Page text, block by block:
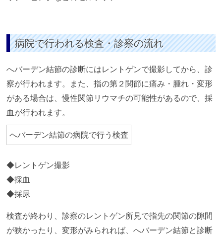
病院で行われる検査・診察の流れ
へバーデン結節の診断にはレントゲンで撮影してから、診
察が行われます。また、指の第２関節に痛み・腫れ・変形
がある場合は、慢性関節リウマチの可能性があるので、採
血が行われます。
へバーデン結節の病院で行う検査
レントゲン撮影
採血
採尿
検査が終わり、診察のレントゲン所見で指先の関節の隙間
が狭かったり、変形がみられれば、へバーデン結節と診断